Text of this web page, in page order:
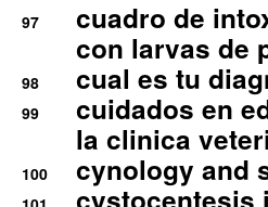
97
cuadro de
con larvas de
98 cual es tu
99
cuidados en
la clinica
100 cynology and
cystocentesis